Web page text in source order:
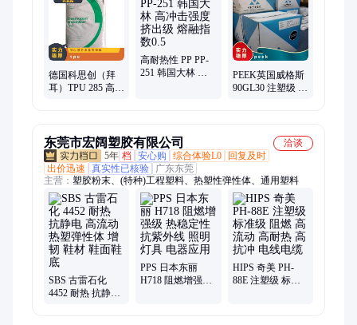
德国科思创（拜
耳）TPU 285 高清
高耐热性 PP PP-
251 韩国大林 高
PEEK英国威格斯
90GL30 注塑级 挤
东莞市宏阔塑胶有限公司
洽谈
5年 档 安心购 综合体验L0
回复及时
出价迅速
真实性已核验
广东东莞
主营： 塑胶粉末、(特种)工程塑料、热塑性弹性体、通用塑料
SBS 古雷石化
4452 耐热 抗静电
PPS 日本东丽
H718 阻燃增强级
HIPS 奇美 PH-
88E 注塑级 标准